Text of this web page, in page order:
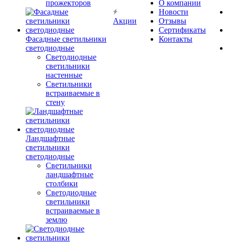
прожекторов
Фасадные светильники
светодиодные
Светодиодные
светильники
настенные
Светильники
встраиваемые в
стену
Ландшафтные
светильники
светодиодные
Светильники
ландшафтные
столбики
Светодиодные
светильники
встраиваемые в
землю
Акции
О компании
Новости
Отзывы
Сертификаты
Контакты